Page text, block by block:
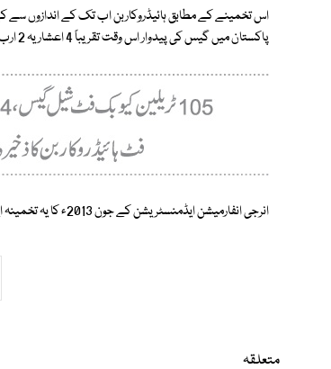
پاکستان میں گیس کی پیدوار اس وقت تقریباً 4 اعشاریہ 2 ارب کیوبک فٹ اور پٹرول کی پیدوار تقریباً 70 ہزار بیرل ہے۔
انرجی انفارمیشن ایڈمنسٹریشن کے جون 2013ء کا یہ تخمینہ ایڈوانس ریسورسز انٹرنیشنل کے ایک سروے کی بنیاد پر مرتب کیا گیا تھا۔
متعلقہ